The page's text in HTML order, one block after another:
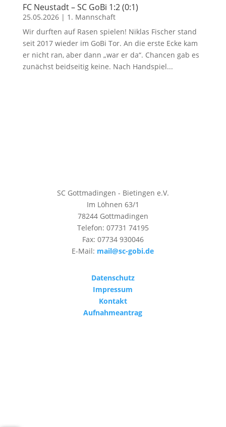
FC Neustadt – SC GoBi 1:2 (0:1)
25.05.2026| 1. Mannschaft
Wir durften auf Rasen spielen! Niklas Fischer stand
seit 2017 wieder im GoBi Tor. An die erste Ecke kam
er nicht ran, aber dann „war er da“. Chancen gab es
zunächst beidseitig keine. Nach Handspiel...
SC Gottmadingen - Bietingen e.V.
Im Löhnen 63/1
78244 Gottmadingen
Telefon: 07731 74195
Fax: 07734 930046
E-Mail: mail@sc-gobi.de
Datenschutz
Impressum
Kontakt
Aufnahmeantrag